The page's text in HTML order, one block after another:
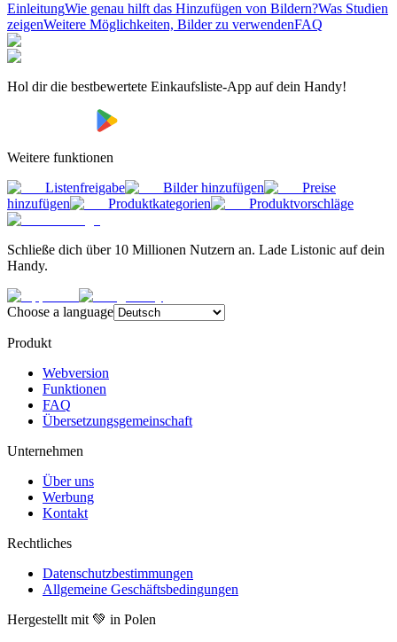
EinleitungWie genau hilft das Hinzufügen von Bildern?Was Studien
zeigenWeitere Möglichkeiten, Bilder zu verwendenFAQ
Hol dir die bestbewertete Einkaufsliste-App auf dein Handy!
Weitere funktionen
Listenfreigabe
Bilder hinzufügen
Preise
hinzufügen
Produktkategorien Produktvorschläge
Schließe dich über 10 Millionen Nutzern an. Lade Listonic auf dein
Handy.
Choose a language
Produkt
Webversion
Funktionen
FAQ
Übersetzungsgemeinschaft
Unternehmen
Über uns
Werbung
Kontakt
Rechtliches
Datenschutzbestimmungen
Allgemeine Geschäftsbedingungen
Hergestellt mit 💚 in Polen